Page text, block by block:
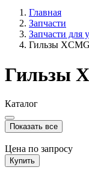
Главная
Запчасти
Запчасти для
Гильзы
Гильзы
Каталог
Показать все
Цена по запросу
Купить